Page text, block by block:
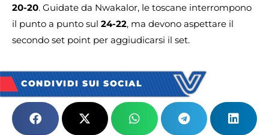
20-20. Guidate da Nwakalor, le toscane interrompono
il punto a punto sul 24-22, ma devono aspettare il
secondo set point per aggiudicarsi il set.
CONDIVIDI SUI SOCIAL